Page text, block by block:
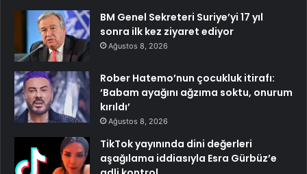
BM Genel Sekreteri Suriye’yi 17 yıl
sonra ilk kez ziyaret ediyor
Ağustos 8, 2026
Rober Hatemo’nun çocukluk itirafı:
‘Babam ayağını ağzıma soktu, onurum
kırıldı’
Ağustos 8, 2026
TikTok yayınında dini değerleri
aşağılama iddiasıyla Esra Gürbüz’e